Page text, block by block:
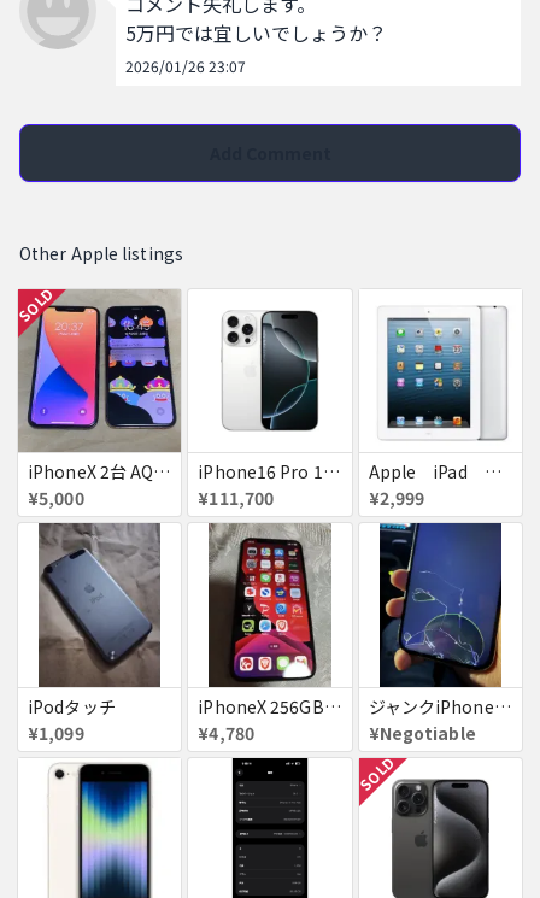
5万円では宜しいでしょうか？
2026/01/26 23:07
Other Apple listings
SOLD
iPhoneX 2台 AQUOSsense5g ジャンク品
¥5,000
iPhone16 Pro 128GB ホワイトチタニウム docomo 送料無料
¥111,700
Apple iPad ミニ
¥2,999
iPodタッチ
¥1,099
iPhoneX 256GB ▲softbank ジャンク スペースグレイ A1902 送料無料
¥4,780
ジャンクiPhone13ProMax 128GB ドコモ
¥Negotiable
SOLD